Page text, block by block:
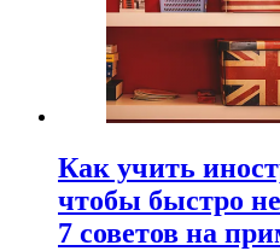
Как учить
чтобы быстро
7 советов на